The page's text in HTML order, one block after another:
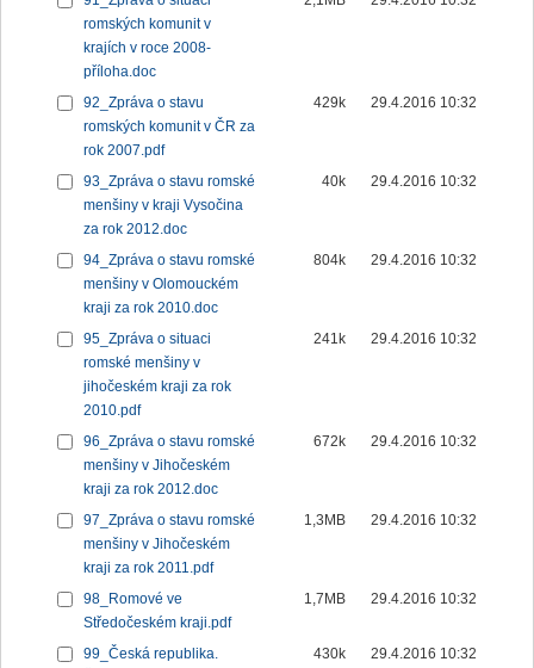
romských komunit v
krajích v roce 2008-
příloha.doc
92_Zpráva o stavu
romských komunit v ČR za
rok 2007.pdf
429k 29.4.2016 10:32
93_Zpráva o stavu romské
menšiny v kraji Vysočina
za rok 2012.doc
40k 29.4.2016 10:32
94_Zpráva o stavu romské
menšiny v Olomouckém
kraji za rok 2010.doc
804k 29.4.2016 10:32
95_Zpráva o situaci
romské menšiny v
jihočeském kraji za rok
2010.pdf
241k 29.4.2016 10:32
96_Zpráva o stavu romské
menšiny v Jihočeském
kraji za rok 2012.doc
672k 29.4.2016 10:32
97_Zpráva o stavu romské
menšiny v Jihočeském
kraji za rok 2011.pdf
1,3MB 29.4.2016 10:32
98_Romové ve
Středočeském kraji.pdf
1,7MB 29.4.2016 10:32
99_Česká republika.
430k 29.4.2016 10:32